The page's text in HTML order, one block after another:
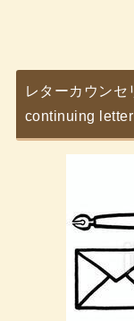
レターカウン
continuing